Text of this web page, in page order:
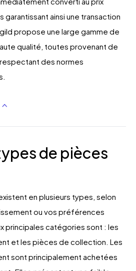
garantissant ainsi une transaction
propose une large gamme de
qualité, toutes provenant de
des normes
de pièces
en plusieurs types, selon
ou vos préférences
principales catégories sont : les
et les pièces de collection. Les
sont principalement achetées